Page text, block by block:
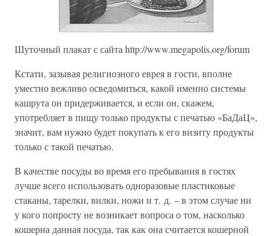
Шуточный плакат с сайта http://www.megapolis.org/forum
Кстати, зазывая религиозного еврея в гости, вполне
уместно вежливо осведомиться, какой именно системы
кашрута он придерживается, и если он, скажем,
употребляет в пищу только продукты с печатью «БаДаЦ»,
значит, вам нужно будет покупать к его визиту продукты
только с такой печатью.
В качестве посуды во время его пребывания в гостях
лучше всего использовать одноразовые пластиковые
стаканы, тарелки, вилки, ножи и т. д. – в этом случае ни
у кого попросту не возникает вопроса о том, насколько
кошерна данная посуда, так как она считается кошерной